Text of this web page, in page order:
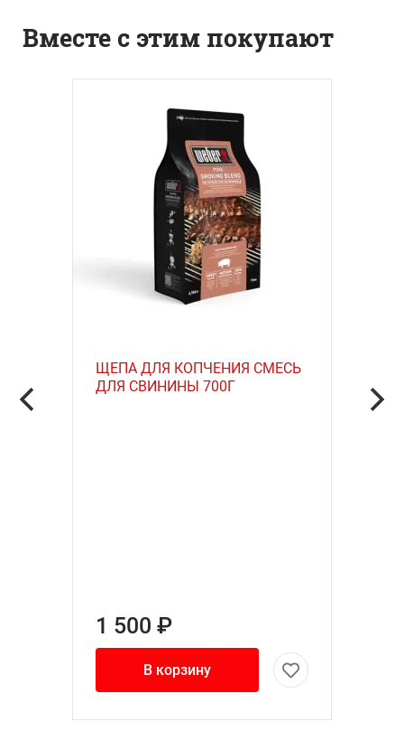
Вместе с этим покупают
ЩЕПА ДЛЯ КОПЧЕНИЯ СМЕСЬ
ДЛЯ СВИНИНЫ 700Г
1 500 ₽
В корзину